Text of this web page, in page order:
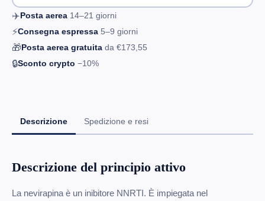
✈️Posta aerea 14–21 giorni
⚡Consegna espressa 5–9 giorni
🎁Posta aerea gratuita da €173,55
🔒Sconto crypto −10%
Descrizione Spedizione e resi
Descrizione del principio attivo
La nevirapina è un inibitore NNRTI. È impiegata nel